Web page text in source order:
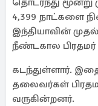
தொடர்ந்து மூன்று
4,399 நாட்களை
இந்தியாவின்
நீண்டகால
கடந்துள்ளார்.
தலைவர்கள்
வருகின்றனர்.